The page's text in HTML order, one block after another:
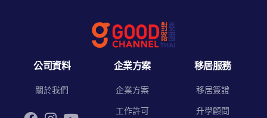
公司資料
關於我們
企業方案
企業方案
工作許可
移居服務
移居簽證
升學顧問